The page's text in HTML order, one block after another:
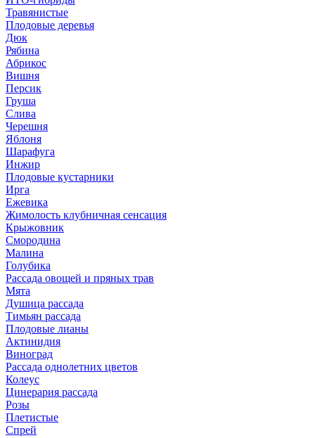
Травянистые
Плодовые деревья
Дюк
Рябина
Абрикос
Вишня
Персик
Груша
Слива
Черешня
Яблоня
Шарафуга
Инжир
Плодовые кустарники
Ирга
Ежевика
Жимолость клубничная сенсация
Крыжовник
Смородина
Малина
Голубика
Рассада овощей и пряных трав
Мята
Душица рассада
Тимьян рассада
Плодовые лианы
Актинидия
Виноград
Рассада однолетних цветов
Колеус
Цинерария рассада
Розы
Плетистые
Спрей